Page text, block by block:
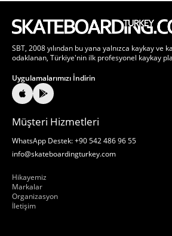
SBT, 2008 yılından bu yana yalnızca kaykay ve
odaklanan, Türkiye'nin ilk profesyonel kaykay
Uygulamalarımızı İndirin
Müşteri Hizmetleri
WhatsApp Destek: +90 542 486 96 55
info@skateboardingturkey.com
Hikayemiz
Markalar
Organizasyon
İletişim